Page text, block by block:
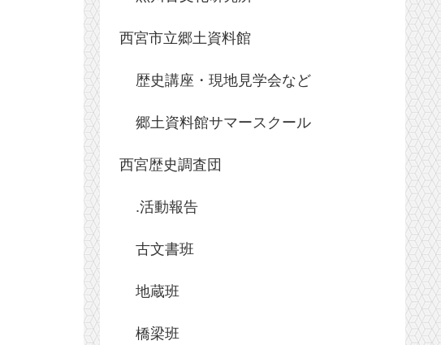
西宮市立郷土資料館
歴史講座・現地見学会など
郷土資料館サマースクール
西宮歴史調査団
.活動報告
古文書班
地蔵班
橋梁班